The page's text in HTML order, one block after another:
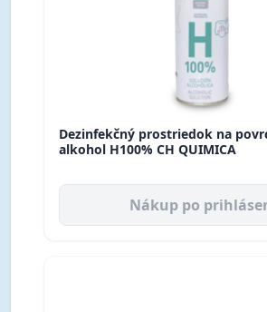
Dezinfekčný prostriedok na
alkohol H100% CH QUIMICA
Nákup po